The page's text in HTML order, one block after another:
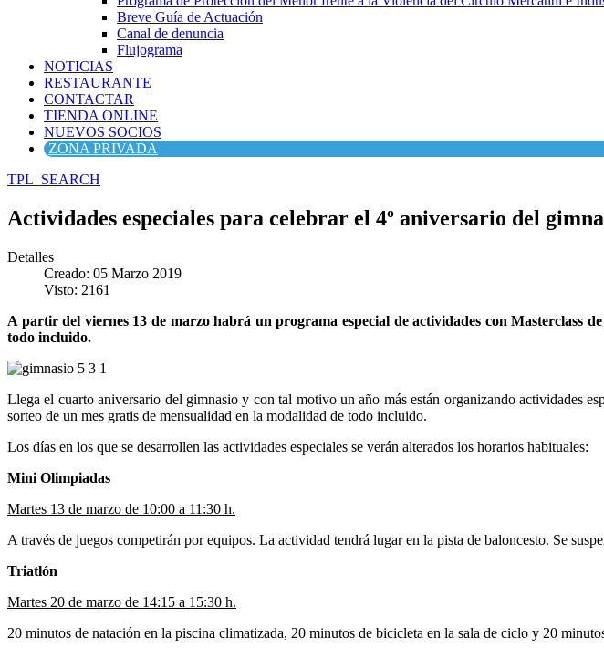
Breve Guía de Actuación
Canal de denuncia
Flujograma
NOTICIAS
RESTAURANTE
CONTACTAR
TIENDA ONLINE
NUEVOS SOCIOS
ZONA PRIVADA
TPL_SEARCH
Actividades especiales para celebrar el 4º aniversario del
Detalles
Creado: 05 Marzo 2019
Visto: 2161
A partir del viernes 13 de marzo habrá un programa especial de actividades con Masterclass
todo incluido.
Llega el cuarto aniversario del gimnasio y con tal motivo un año más están organizando actividades
sorteo de un mes gratis de mensualidad en la modalidad de todo incluido.
Los días en los que se desarrollen las actividades especiales se verán alterados los horarios habituales:
Mini Olimpiadas
Martes 13 de marzo de 10:00 a 11:30 h.
A través de juegos competirán por equipos. La actividad tendrá lugar en la pista de baloncesto. Se
Triatlón
Martes 20 de marzo de 14:15 a 15:30 h.
20 minutos de natación en la piscina climatizada, 20 minutos de bicicleta en la sala de ciclo y 20